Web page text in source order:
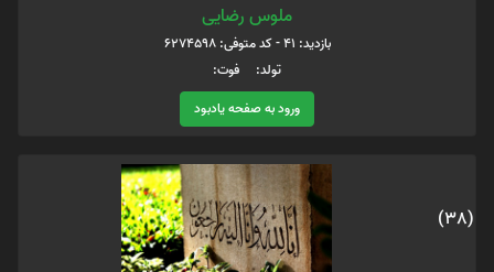
ملوس رضایی
بازدید: 41 - کد متوفی: 6274598
تولد: فوت:
ورود به صفحه یادبود
(38)